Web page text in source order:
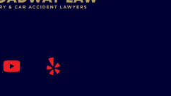
Y
o
Y
e